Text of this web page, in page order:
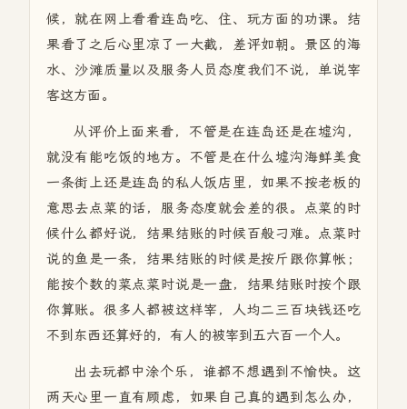
候，就在网上看看连岛吃、住、玩方面的功课。结
果看了之后心里凉了一大截，差评如朝。景区的海
水、沙滩质量以及服务人员态度我们不说，单说宰
客这方面。
从评价上面来看，不管是在连岛还是在墟沟，
就没有能吃饭的地方。不管是在什么墟沟海鲜美食
一条街上还是连岛的私人饭店里，如果不按老板的
意思去点菜的话，服务态度就会差的很。点菜的时
候什么都好说，结果结账的时候百般刁难。点菜时
说的鱼是一条，结果结账的时候是按斤跟你算帐；
能按个数的菜点菜时说是一盘，结果结账时按个跟
你算账。很多人都被这样宰，人均二三百块钱还吃
不到东西还算好的，有人的被宰到五六百一个人。
出去玩都中涂个乐，谁都不想遇到不愉快。这
两天心里一直有顾虑，如果自己真的遇到怎么办，